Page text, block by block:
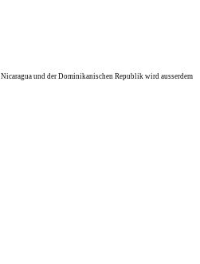
und der Dominikanischen Republik wird ausserdem